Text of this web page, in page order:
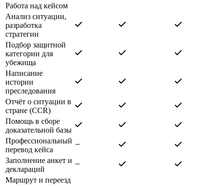
Работа над кейсом
Анализ ситуации,
разработка
стратегии
Подбор защитной
категории для
убежища
Написание
истории
преследования
Отчёт о ситуации в
стране (CCR)
Помощь в сборе
доказательной базы
Профессиональный
перевод кейса
Заполнение анкет и
деклараций
Маршрут и переезд